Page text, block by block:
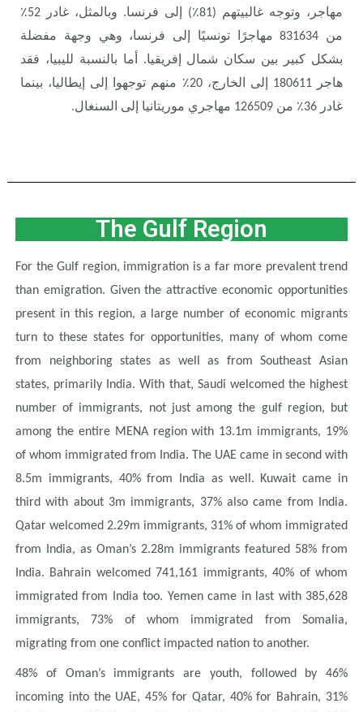
مهاجر، وتوجه غالبيتهم (81٪) إلى فرنسا. وبالمثل، غادر 52٪
من 831634 مهاجرًا تونسيًا إلى فرنسا، وهي وجهة مفضلة
بشكل كبير بين سكان شمال إفريقيا. أما بالنسبة لليبيا، فقد
هاجر 180611 إلى الخارج، 20٪ منهم توجهوا إلى إيطاليا، بينما
غادر 36٪ من 126509 مهاجري موريتانيا إلى السنغال.
The Gulf Region
For the Gulf region, immigration is a far more prevalent trend
than emigration. Given the attractive economic opportunities
present in this region, a large number of economic migrants
turn to these states for opportunities, many of whom come
from neighboring states as well as from Southeast Asian
states, primarily India. With that, Saudi welcomed the highest
number of immigrants, not just among the gulf region, but
among the entire MENA region with 13.1m immigrants, 19%
of whom immigrated from India. The UAE came in second with
8.5m immigrants, 40% from India as well. Kuwait came in
third with about 3m immigrants, 37% also came from India.
Qatar welcomed 2.29m immigrants, 31% of whom immigrated
from India, as Oman’s 2.28m immigrants featured 58% from
India. Bahrain welcomed 741,161 immigrants, 40% of whom
immigrated from India too. Yemen came in last with 385,628
immigrants, 73% of whom immigrated from Somalia,
migrating from one conflict impacted nation to another.
48% of Oman’s immigrants are youth, followed by 46%
incoming into the UAE, 45% for Qatar, 40% for Bahrain, 31%